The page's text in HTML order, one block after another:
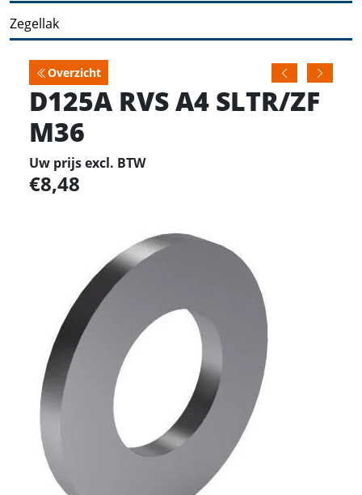
Zegellak
Overzicht
D125A RVS A4 SLTR/ZF
M36
Uw prijs excl. BTW
8,48